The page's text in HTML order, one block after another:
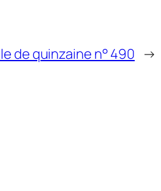
de quinzaine n° 490 →